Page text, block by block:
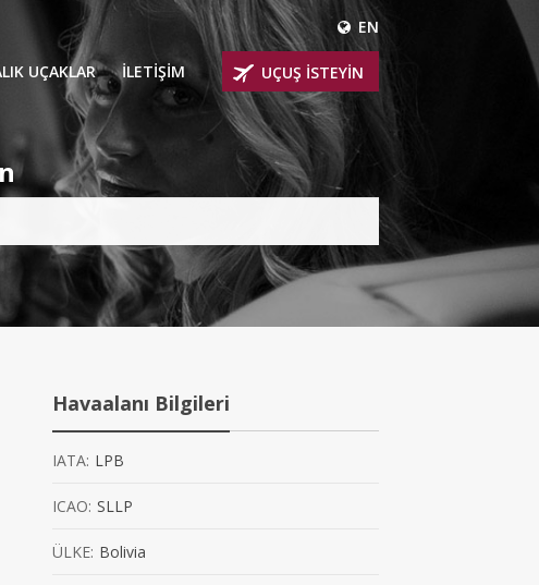
EN
UÇAKLAR
YOLCU UÇAKLARI
KABİNLİ UÇAKLAR
KABİNLİ UÇAKLAR
UÇAKLARI
İLETİŞİM UÇUŞ İSTEYİN
Havaalanı Bilgileri
IATA: LPB
ICAO: SLLP
ÜLKE: Bolivia